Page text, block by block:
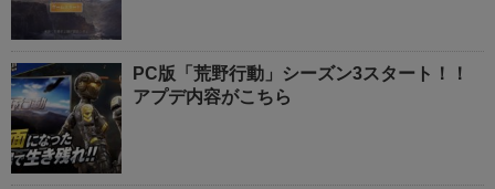
PC版「荒野行動」シーズン3スタート！！
アプデ内容がこちら